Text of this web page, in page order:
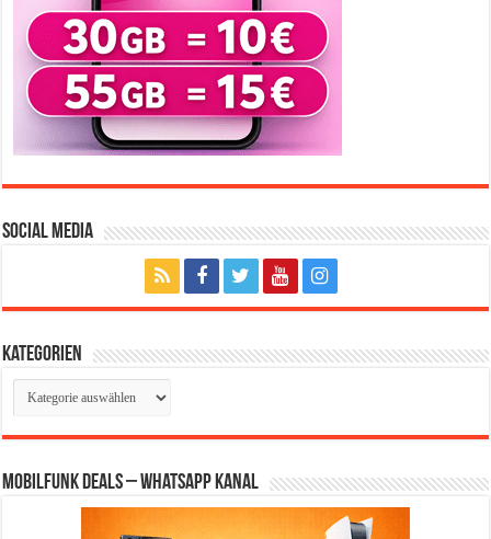
Social Media
Kategorien
Kategorien
Mobilfunk Deals – WhatsApp Kanal